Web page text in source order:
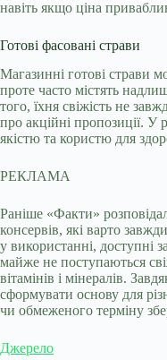
навіть якщо ціна
Готові фасовані страви
Магазинні готові страви
проте часто містять
того, їхня свіжість не
про акційні пропозиції. У
якістю та користю для
РЕКЛАМА
Раніше «Факти»
консервів, які варто
у використанні, доступні
майже не поступаються
вітамінів і мінералів.
сформувати основу для
чи обмеженого терміну
Джерело